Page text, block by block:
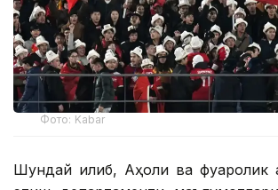
Фото: Kabar
Шундай қилиб, Аҳоли ва фуқаролик